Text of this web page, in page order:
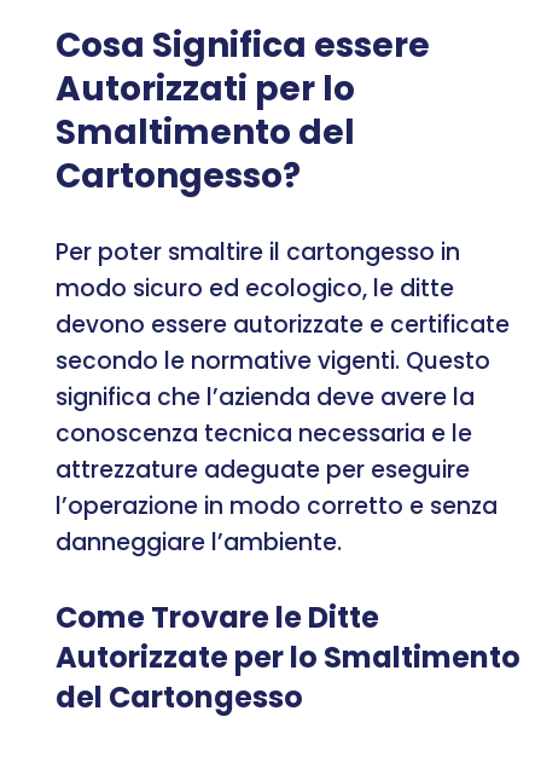
Cosa Significa essere
Autorizzati per lo
Smaltimento del
Cartongesso?
Per poter smaltire il cartongesso in
modo sicuro ed ecologico, le ditte
devono essere autorizzate e certificate
secondo le normative vigenti. Questo
significa che l’azienda deve avere la
conoscenza tecnica necessaria e le
attrezzature adeguate per eseguire
l’operazione in modo corretto e senza
danneggiare l’ambiente.
Come Trovare le Ditte
Autorizzate per lo Smaltimento
del Cartongesso